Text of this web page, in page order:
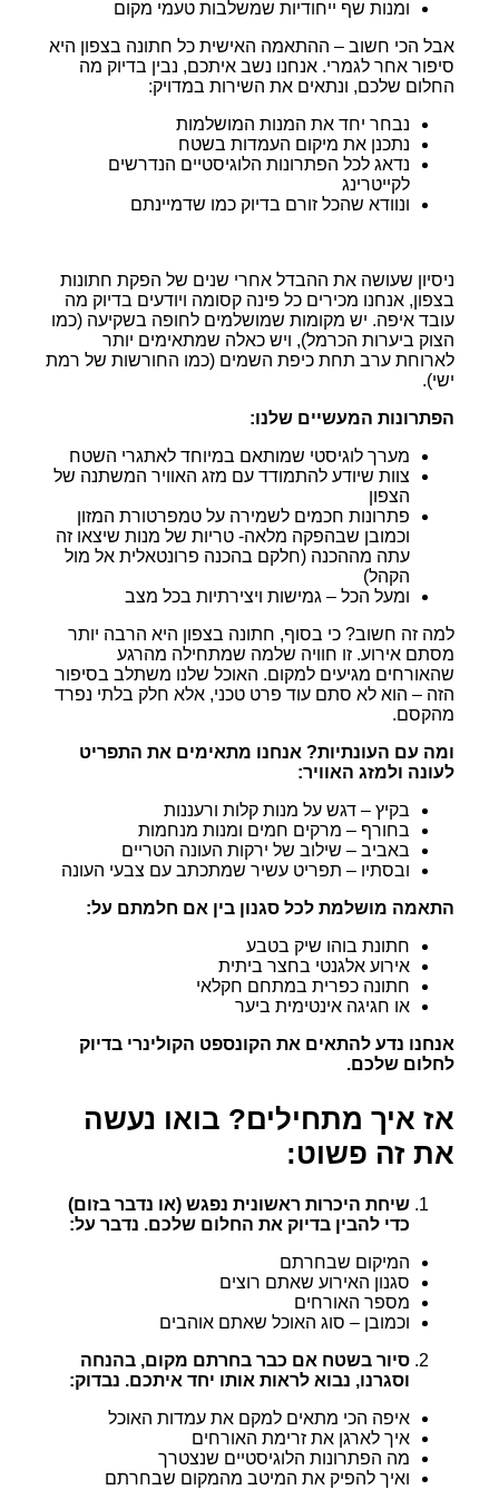
ומנות שף ייחודיות שמשלבות טעמי מקום
אבל הכי חשוב – ההתאמה האישית כל חתונה בצפון היא
סיפור אחר לגמרי. אנחנו נשב איתכם, נבין בדיוק מה
החלום שלכם, ונתאים את השירות במדויק:
נבחר יחד את המנות המושלמות
נתכנן את מיקום העמדות בשטח
נדאג לכל הפתרונות הלוגיסטיים הנדרשים
לקייטרינג
ונוודא שהכל זורם בדיוק כמו שדמיינתם
ניסיון שעושה את ההבדל אחרי שנים של הפקת חתונות
בצפון, אנחנו מכירים כל פינה קסומה ויודעים בדיוק מה
עובד איפה. יש מקומות שמושלמים לחופה בשקיעה (כמו
הצוק ביערות הכרמל), ויש כאלה שמתאימים יותר
לארוחת ערב תחת כיפת השמים (כמו החורשות של רמת
ישי).
הפתרונות המעשיים שלנו:
מערך לוגיסטי שמותאם במיוחד לאתגרי השטח
צוות שיודע להתמודד עם מזג האוויר המשתנה של
הצפון
פתרונות חכמים לשמירה על טמפרטורת המזון
וכמובן שבהפקה מלאה- טריות של מנות שיצאו זה
עתה מההכנה (חלקם בהכנה פרונטאלית אל מול
הקהל)
ומעל הכל – גמישות ויצירתיות בכל מצב
למה זה חשוב? כי בסוף, חתונה בצפון היא הרבה יותר
מסתם אירוע. זו חוויה שלמה שמתחילה מהרגע
שהאורחים מגיעים למקום. האוכל שלנו משתלב בסיפור
הזה – הוא לא סתם עוד פרט טכני, אלא חלק בלתי נפרד
מהקסם.
ומה עם העונתיות? אנחנו מתאימים את התפריט
לעונה ולמזג האוויר:
בקיץ – דגש על מנות קלות ורעננות
בחורף – מרקים חמים ומנות מנחמות
באביב – שילוב של ירקות העונה הטריים
ובסתיו – תפריט עשיר שמתכתב עם צבעי העונה
התאמה מושלמת לכל סגנון בין אם חלמתם על:
חתונת בוהו שיק בטבע
אירוע אלגנטי בחצר ביתית
חתונה כפרית במתחם חקלאי
או חגיגה אינטימית ביער
אנחנו נדע להתאים את הקונספט הקולינרי בדיוק
לחלום שלכם.
אז איך מתחילים? בואו נעשה
את זה פשוט:
שיחת היכרות ראשונית נפגש (או נדבר בזום)
כדי להבין בדיוק את החלום שלכם. נדבר על:
המיקום שבחרתם
סגנון האירוע שאתם רוצים
מספר האורחים
וכמובן – סוג האוכל שאתם אוהבים
סיור בשטח אם כבר בחרתם מקום, בהנחה
וסגרנו, נבוא לראות אותו יחד איתכם. נבדוק:
איפה הכי מתאים למקם את עמדות האוכל
איך לארגן את זרימת האורחים
מה הפתרונות הלוגיסטיים שנצטרך
ואיך להפיק את המיטב מהמקום שבחרתם